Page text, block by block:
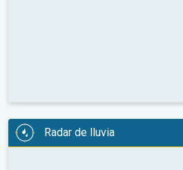
Radar de lluvia